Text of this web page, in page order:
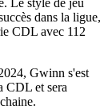
dans la ligue,
CDL avec 112
Gwinn s'est
CDL et sera